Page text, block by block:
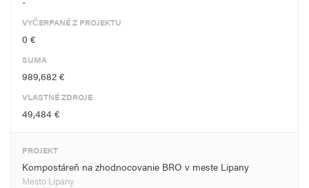
VYČERPANÉ Z PROJEKTU
0 €
SUMA
989,682 €
VLASTNÉ ZDROJE
49,484 €
PROJEKT
Kompostáreň na zhodnocovanie BRO v meste Lipany
Mesto Lipany